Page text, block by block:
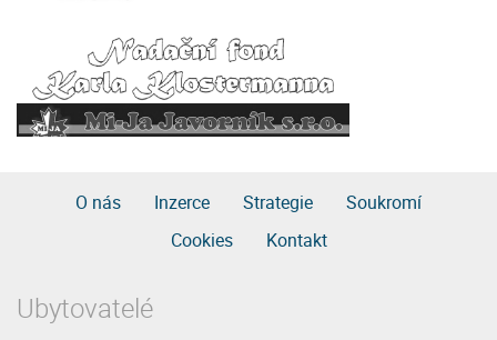
O nás Inzerce Strategie
Soukromí
Cookies
Kontakt
Ubytovatelé